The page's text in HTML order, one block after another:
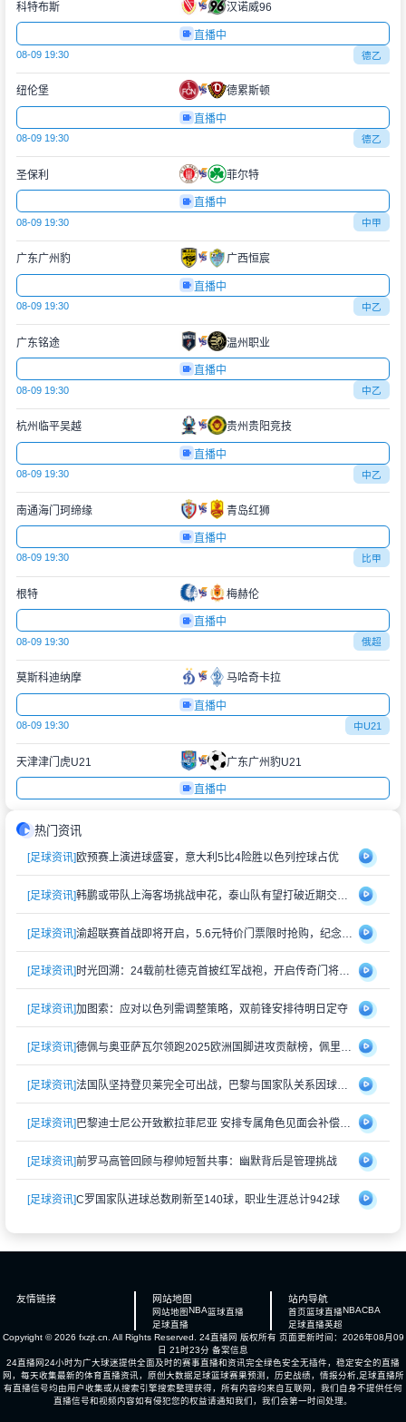
科特布斯 汉诺威96
直播中
08-09 19:30 德乙
纽伦堡 德累斯顿
直播中
08-09 19:30 德乙
圣保利 菲尔特
直播中
08-09 19:30 中甲
广东广州豹 广西恒宸
直播中
08-09 19:30 中乙
广东铭途 温州职业
直播中
08-09 19:30 中乙
杭州临平吴越 贵州贵阳竞技
直播中
08-09 19:30 中乙
南通海门珂缔缘 青岛红狮
直播中
08-09 19:30 比甲
根特 梅赫伦
直播中
08-09 19:30 俄超
莫斯科迪纳摩 马哈奇卡拉
直播中
08-09 19:30 中U21
天津津门虎U21 广东广州豹U21
直播中
热门资讯
[足球资讯]欧预赛上演进球盛宴，意大利5比4险胜以色列控球占优
[足球资讯]
[足球资讯] 渝超联赛首战即将开启，5.6元特价门票限时抢购，纪念礼品同步赠送
[足球资讯] 时光回溯：24载前杜德克首披红军战袍，开启传奇门将生涯
[足球资讯]加图索：应对以色列需调整策略，双前锋安排待明日定夺
[足球资讯] 德佩与奥亚萨瓦尔领跑2025欧洲国脚进攻贡献榜，佩里西奇紧随其后
[足球资讯] 法国队坚持登贝莱完全可出战，巴黎与国家队关系因球员伤情再度紧张
[足球资讯] 巴黎迪士尼公开致歉拉菲尼亚 安排专属角色见面会补偿受冷落经历
[足球资讯]前罗马高管回顾与穆帅短暂共事：幽默背后是管理挑战
[足球资讯]C罗国家队进球总数刷新至140球，职业生涯总计942球
友情链接 网站地图
网站地图 NBA篮球直播
足球直播
站内导航
首页篮球直播NBACBA
足球直播英超
Copyright © 2026 fxzjt.cn. All Rights Reserved. 24直播网 版权所有 页面更新时间：2026年08月09
日 21时23分 备案信息
24直播网24小时为广大球迷提供全面及时的赛事直播和资讯完全绿色安全无插件，稳定安全的直播
网，每天收集最新的体育直播资讯，原创大数据足球篮球赛果预测，历史战绩，情报分析,足球直播所
有直播信号均由用户收集或从搜索引擎搜索整理获得，所有内容均来自互联网，我们自身不提供任何
直播信号和视频内容如有侵犯您的权益请通知我们，我们会第一时间处理。